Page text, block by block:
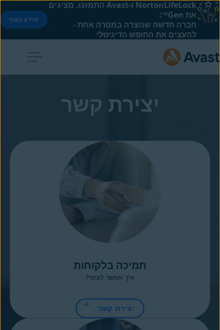
NortonLifeLock ו-Avast התמזגו. מציגים
את Gen™:
חברה חדשה שנוצרה במטרה אחת -
להעצים את החופש הדיגיטלי
מידע נוסף
יצירת קשר
תמיכה בלקוחות
איך אפשר לעזור?
יצירת קשר